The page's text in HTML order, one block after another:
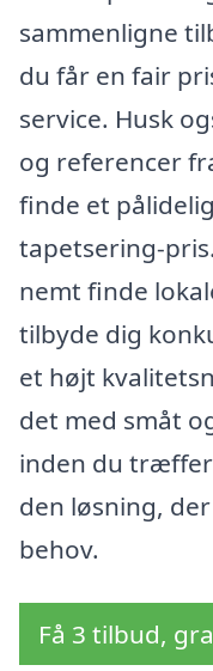
sammenligne
du får en fair
service. Husk
og referencer
finde et
tapetsering-
nemt finde
tilbyde dig
et højt
det med småt
inden du
den løsning,
behov.
Få 3 tilbud,